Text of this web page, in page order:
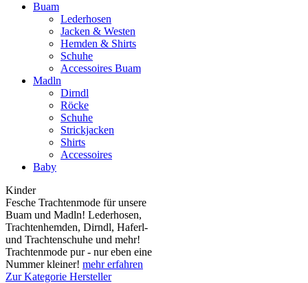
Buam
Lederhosen
Jacken & Westen
Hemden & Shirts
Schuhe
Accessoires Buam
Madln
Dirndl
Röcke
Schuhe
Strickjacken
Shirts
Accessoires
Baby
Kinder
Fesche Trachtenmode für unsere
Buam und Madln! Lederhosen,
Trachtenhemden, Dirndl, Haferl-
und Trachtenschuhe und mehr!
Trachtenmode pur - nur eben eine
Nummer kleiner! mehr erfahren
Zur Kategorie Hersteller